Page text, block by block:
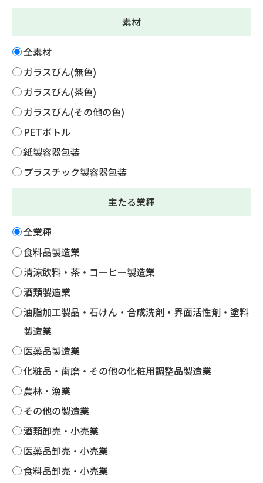
素材
全素材
ガラスびん(無色)
ガラスびん(茶色)
ガラスびん(その他の色)
PETボトル
紙製容器包装
プラスチック製容器包装
主たる業種
全業種
食料品製造業
清涼飲料・茶・コーヒー製造業
酒類製造業
油脂加工製品・石けん・合成洗剤・界面活性剤・塗料
製造業
医薬品製造業
化粧品・歯磨・その他の化粧用調整品製造業
農林・漁業
その他の製造業
酒類卸売・小売業
医薬品卸売・小売業
食料品卸売・小売業